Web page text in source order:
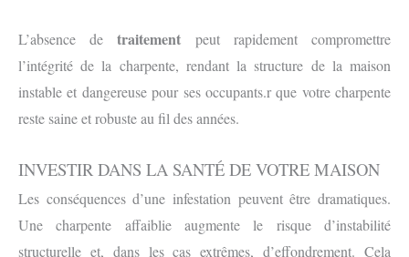
L’absence detraitement peut rapidement compromettre
l’intégrité de la charpente, rendant la structure de la maison
instable et dangereuse pour ses occupants.r que votre charpente
reste saine et robuste au fil des années.
INVESTIR DANS LA SANTÉ DE VOTRE MAISON
Les conséquences d’une infestation peuvent être dramatiques.
Une charpente affaiblie augmente le risque d’instabilité
structurelle et, dans les cas extrêmes, d’effondrement. Cela